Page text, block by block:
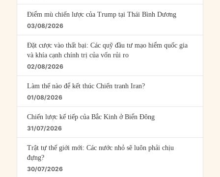
Điểm mù chiến lược của Trump tại Thái Bình Dương
03/08/2026
Đặt cược vào thất bại: Các quỹ đầu tư mạo hiểm quốc gia
và khía cạnh chính trị của vốn rủi ro
02/08/2026
Làm thế nào để kết thúc Chiến tranh Iran?
01/08/2026
Chiến lược kế tiếp của Bắc Kinh ở Biển Đông
31/07/2026
Trật tự thế giới mới: Các nước nhỏ sẽ luôn phải chịu
đựng?
30/07/2026